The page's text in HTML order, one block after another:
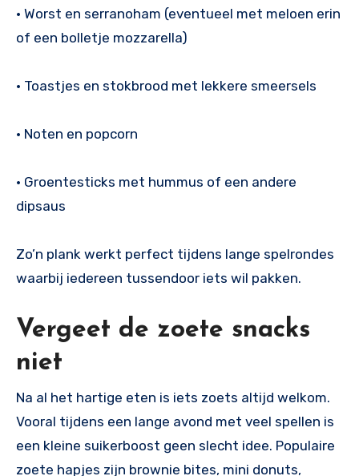
• Worst en serranoham (eventueel met meloen erin
of een bolletje mozzarella)
• Toastjes en stokbrood met lekkere smeersels
• Noten en popcorn
• Groentesticks met hummus of een andere
dipsaus
Zo’n plank werkt perfect tijdens lange spelrondes
waarbij iedereen tussendoor iets wil pakken.
Vergeet de zoete snacks
niet
Na al het hartige eten is iets zoets altijd welkom.
Vooral tijdens een lange avond met veel spellen is
een kleine suikerboost geen slecht idee. Populaire
zoete hapjes zijn brownie bites, mini donuts,